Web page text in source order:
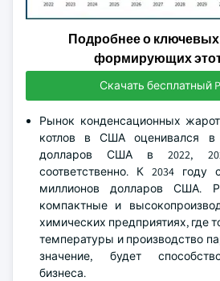
Подробнее о ключевых
формирующих
Скачать бесплатный
Рынок конденсационных
котлов в США оценивался в
долларов США в 2022,
соответственно. К 2034 году
миллионов долларов США.
компактные и
химических предприятиях, где
температуры и производство
значение, будет
бизнеса.